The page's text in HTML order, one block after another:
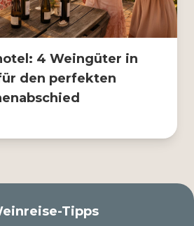
4 Weingüter in
den perfekten
Tipps